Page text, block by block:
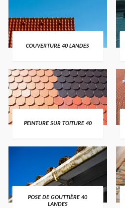
COUVERTURE 40 LANDES
PEINTURE SUR TOITURE 40
POSE DE GOUTTIÈRE 40
LANDES